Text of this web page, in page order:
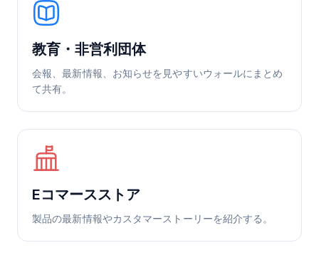
教育・非営利団体
会報、最新情報、お知らせを見やすいウォールにまとめ
て共有。
Eコマースストア
製品の最新情報やカスタマーストーリーを紹介する。